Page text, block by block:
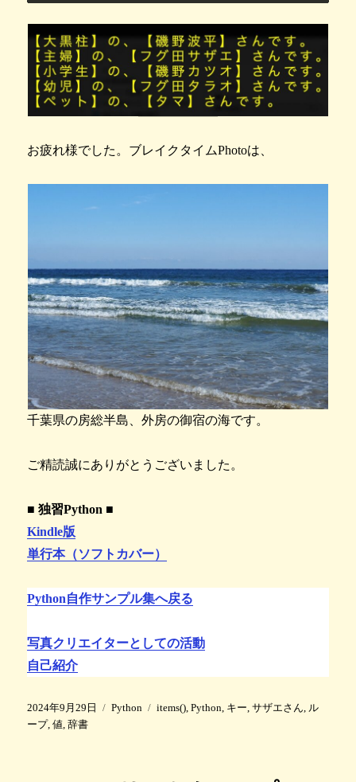
お疲れ様でした。ブレイクタイムPhotoは、
千葉県の房総半島、外房の御宿の海です。
ご精読誠にありがとうございました。
■ 独習Python ■
Kindle版
単行本（ソフトカバー）
Python自作サンプル集へ戻る
写真クリエイターとしての活動
自己紹介
投
稿
2024年9月29日
カ
Python
タ
items() ,Python キー ,サザエさん ル
ープ,値 ,辞書